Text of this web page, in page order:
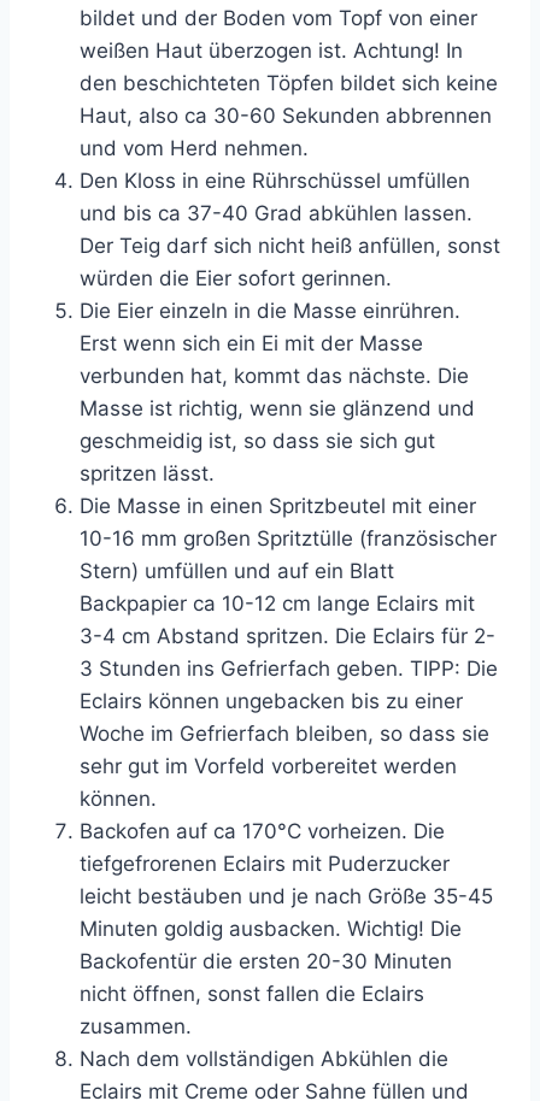
bildet und der Boden vom Topf von einer
weißen Haut überzogen ist. Achtung! In
den beschichteten Töpfen bildet sich keine
Haut, also ca 30-60 Sekunden abbrennen
und vom Herd nehmen.
Den Kloss in eine Rührschüssel umfüllen
und bis ca 37-40 Grad abkühlen lassen.
Der Teig darf sich nicht heiß anfüllen, sonst
würden die Eier sofort gerinnen.
Die Eier einzeln in die Masse einrühren.
Erst wenn sich ein Ei mit der Masse
verbunden hat, kommt das nächste. Die
Masse ist richtig, wenn sie glänzend und
geschmeidig ist, so dass sie sich gut
spritzen lässt.
Die Masse in einen Spritzbeutel mit einer
10-16 mm großen Spritztülle (französischer
Stern) umfüllen und auf ein Blatt
Backpapier ca 10-12 cm lange Eclairs mit
3-4 cm Abstand spritzen. Die Eclairs für 2-
3 Stunden ins Gefrierfach geben. TIPP: Die
Eclairs können ungebacken bis zu einer
Woche im Gefrierfach bleiben, so dass sie
sehr gut im Vorfeld vorbereitet werden
können.
Backofen auf ca 170°C vorheizen. Die
tiefgefrorenen Eclairs mit Puderzucker
leicht bestäuben und je nach Größe 35-45
Minuten goldig ausbacken. Wichtig! Die
Backofentür die ersten 20-30 Minuten
nicht öffnen, sonst fallen die Eclairs
zusammen.
Nach dem vollständigen Abkühlen die
Eclairs mit Creme oder Sahne füllen und